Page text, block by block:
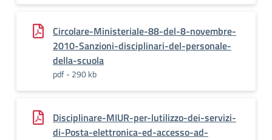
Circolare-Ministeriale-88-del-8-novembre-
2010-Sanzioni-disciplinari-del-personale-
della-scuola
pdf - 290 kb
Disciplinare-MIUR-per-lutilizzo-dei-servizi-
di-Posta-elettronica-ed-accesso-ad-